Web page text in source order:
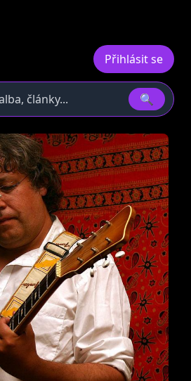
Přihlásit se
🔍